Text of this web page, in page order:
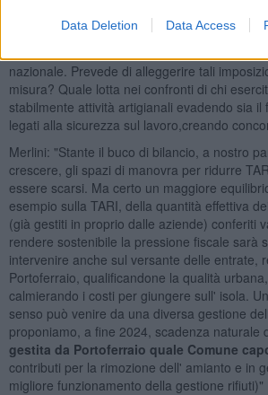
Data Deletion Data Access
7-TRIBUTI LOCALI. Oltre alla TARI, anche
nazionale. Prevede di alleggerire tali
misura? Quale lotta nei confronti di chi
stabilmente attività artigianali evadendo sia il
legati alla sicurezza sul lavoro,creando
Merlini: "Stante il buco di bilancio, a nostro
crescere, gli spazi di manovra per ridurre
essere scarsi. Ma certo un maggiore
esempio sulla TARI, della quantità effettiva
(già gestiti in proprio dalle aziende) conferiti
rendere sostenibile la pressione fiscale sarà
intervenire anche sul versante delle entrate,
Portoferraio, qualificandone la qualità
calmierando i costi per giungere sull' isola.
senso può venire da una diversa gestione
proponiamo, a fine 2024, scadenza naturale
gestita da Portoferraio quale Comune
contributi per la rimozione dell' amianto e in
migliore funzionamento della gestione rifiuti)"